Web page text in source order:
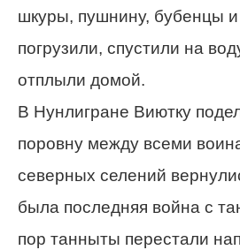
шкуры, пушнину, бубенцы
погрузили, спустили на
отплыли домой.
В Нунлигране Виютку
поровну между всеми
северных селений
была последняя война с
пор танныты перестали